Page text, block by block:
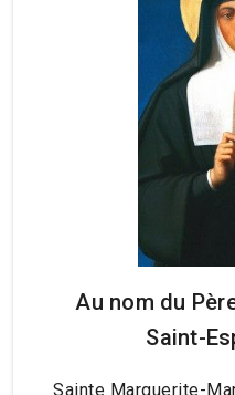
Au nom du
Saint-
Sainte Marguerite-